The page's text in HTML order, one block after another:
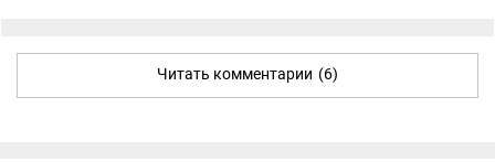
Читать комментарии (6)